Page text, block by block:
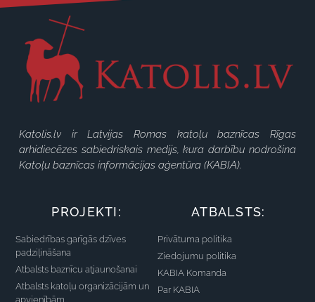
Katolis.lv ir Latvijas Romas katoļu baznīcas Rīgas
arhidiecēzes sabiedriskais medijs, kura darbību nodrošina
Katoļu baznīcas informācijas aģentūra (KABIA).
PROJEKTI:
Sabiedrības garīgās dzīves
padziļināšana
Atbalsts baznīcu atjaunošanai
Atbalsts katoļu organizācijām un
apvienībām
ATBALSTS:
Privātuma politika
Ziedojumu politika
KABIA Komanda
Par KABIA